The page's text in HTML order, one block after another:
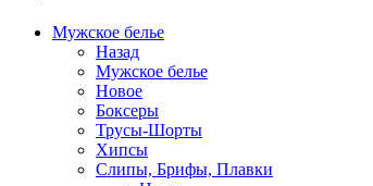
Мужское белье
Назад
Мужское белье
Новое
Боксеры
Трусы-Шорты
Хипсы
Слипы, Брифы, Плавки